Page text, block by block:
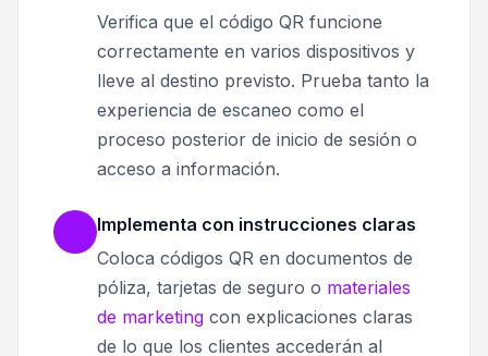
Verifica que el código QR funcione
correctamente en varios dispositivos y
lleve al destino previsto. Prueba tanto la
experiencia de escaneo como el
proceso posterior de inicio de sesión o
acceso a información.
Implementa con instrucciones claras
Coloca códigos QR en documentos de
póliza, tarjetas de seguro o materiales
de marketing con explicaciones claras
de lo que los clientes accederán al